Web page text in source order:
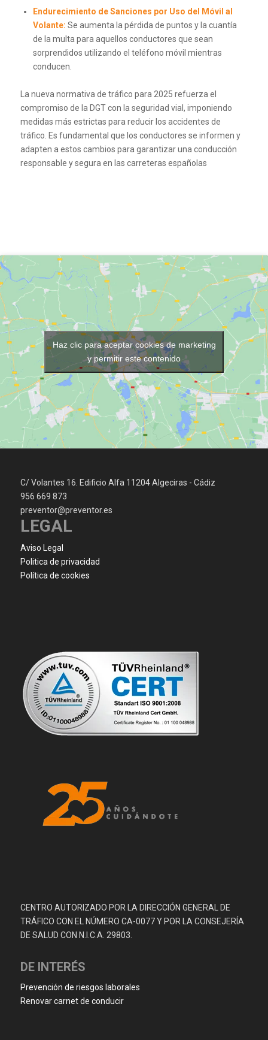
Endurecimiento de Sanciones por Uso del Móvil al
Volante: Se aumenta la pérdida de puntos y la cuantía
de la multa para aquellos conductores que sean
sorprendidos utilizando el teléfono móvil mientras
conducen.
La nueva normativa de tráfico para 2025 refuerza el
compromiso de la DGT con la seguridad vial, imponiendo
medidas más estrictas para reducir los accidentes de
tráfico. Es fundamental que los conductores se informen y
adapten a estos cambios para garantizar una conducción
responsable y segura en las carreteras españolas
Haz clic para aceptar cookies de marketing
y permitir este contenido
C/ Volantes 16. Edificio Alfa 11204 Algeciras - Cádiz
956 669 873
preventor@preventor.es
LEGAL
Aviso Legal
Politica de privacidad
Política de cookies
CENTRO AUTORIZADO POR LA DIRECCIÓN GENERAL DE
TRÁFICO CON EL NÚMERO CA-0077 Y POR LA CONSEJERÍA
DE SALUD CON N.I.C.A. 29803.
DE INTERÉS
Prevención de riesgos laborales
Renovar carnet de conducir